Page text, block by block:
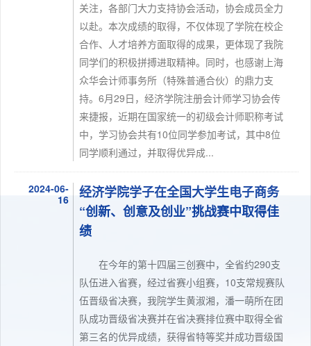
关注，各部门大力支持协会活动，协会成员全力
以赴。本次成绩的取得，不仅体现了学院在校企
合作、人才培养方面取得的成果，更体现了我院
同学们的积极拼搏进取精神。同时，也感谢上海
众华会计师事务所（特殊普通合伙）的鼎力支
持。6月29日，经济学院注册会计师学习协会传
来捷报，近期在国家统一的初级会计师职称考试
中，学习协会共有10位同学参加考试，其中8位
同学顺利通过，并取得优异成...
2024-06-
16
经济学院学子在全国大学生电子商务
“创新、创意及创业”挑战赛中取得佳
绩
在今年的第十四届三创赛中，全省约290支
队伍进入省赛，经过省赛小组赛，10支常规赛队
伍晋级省决赛，我院学生黄淑湘，潘一萌所在团
队成功晋级省决赛并在省决赛排位赛中取得全省
第三名的优异成绩，获得省特等奖并成功晋级国